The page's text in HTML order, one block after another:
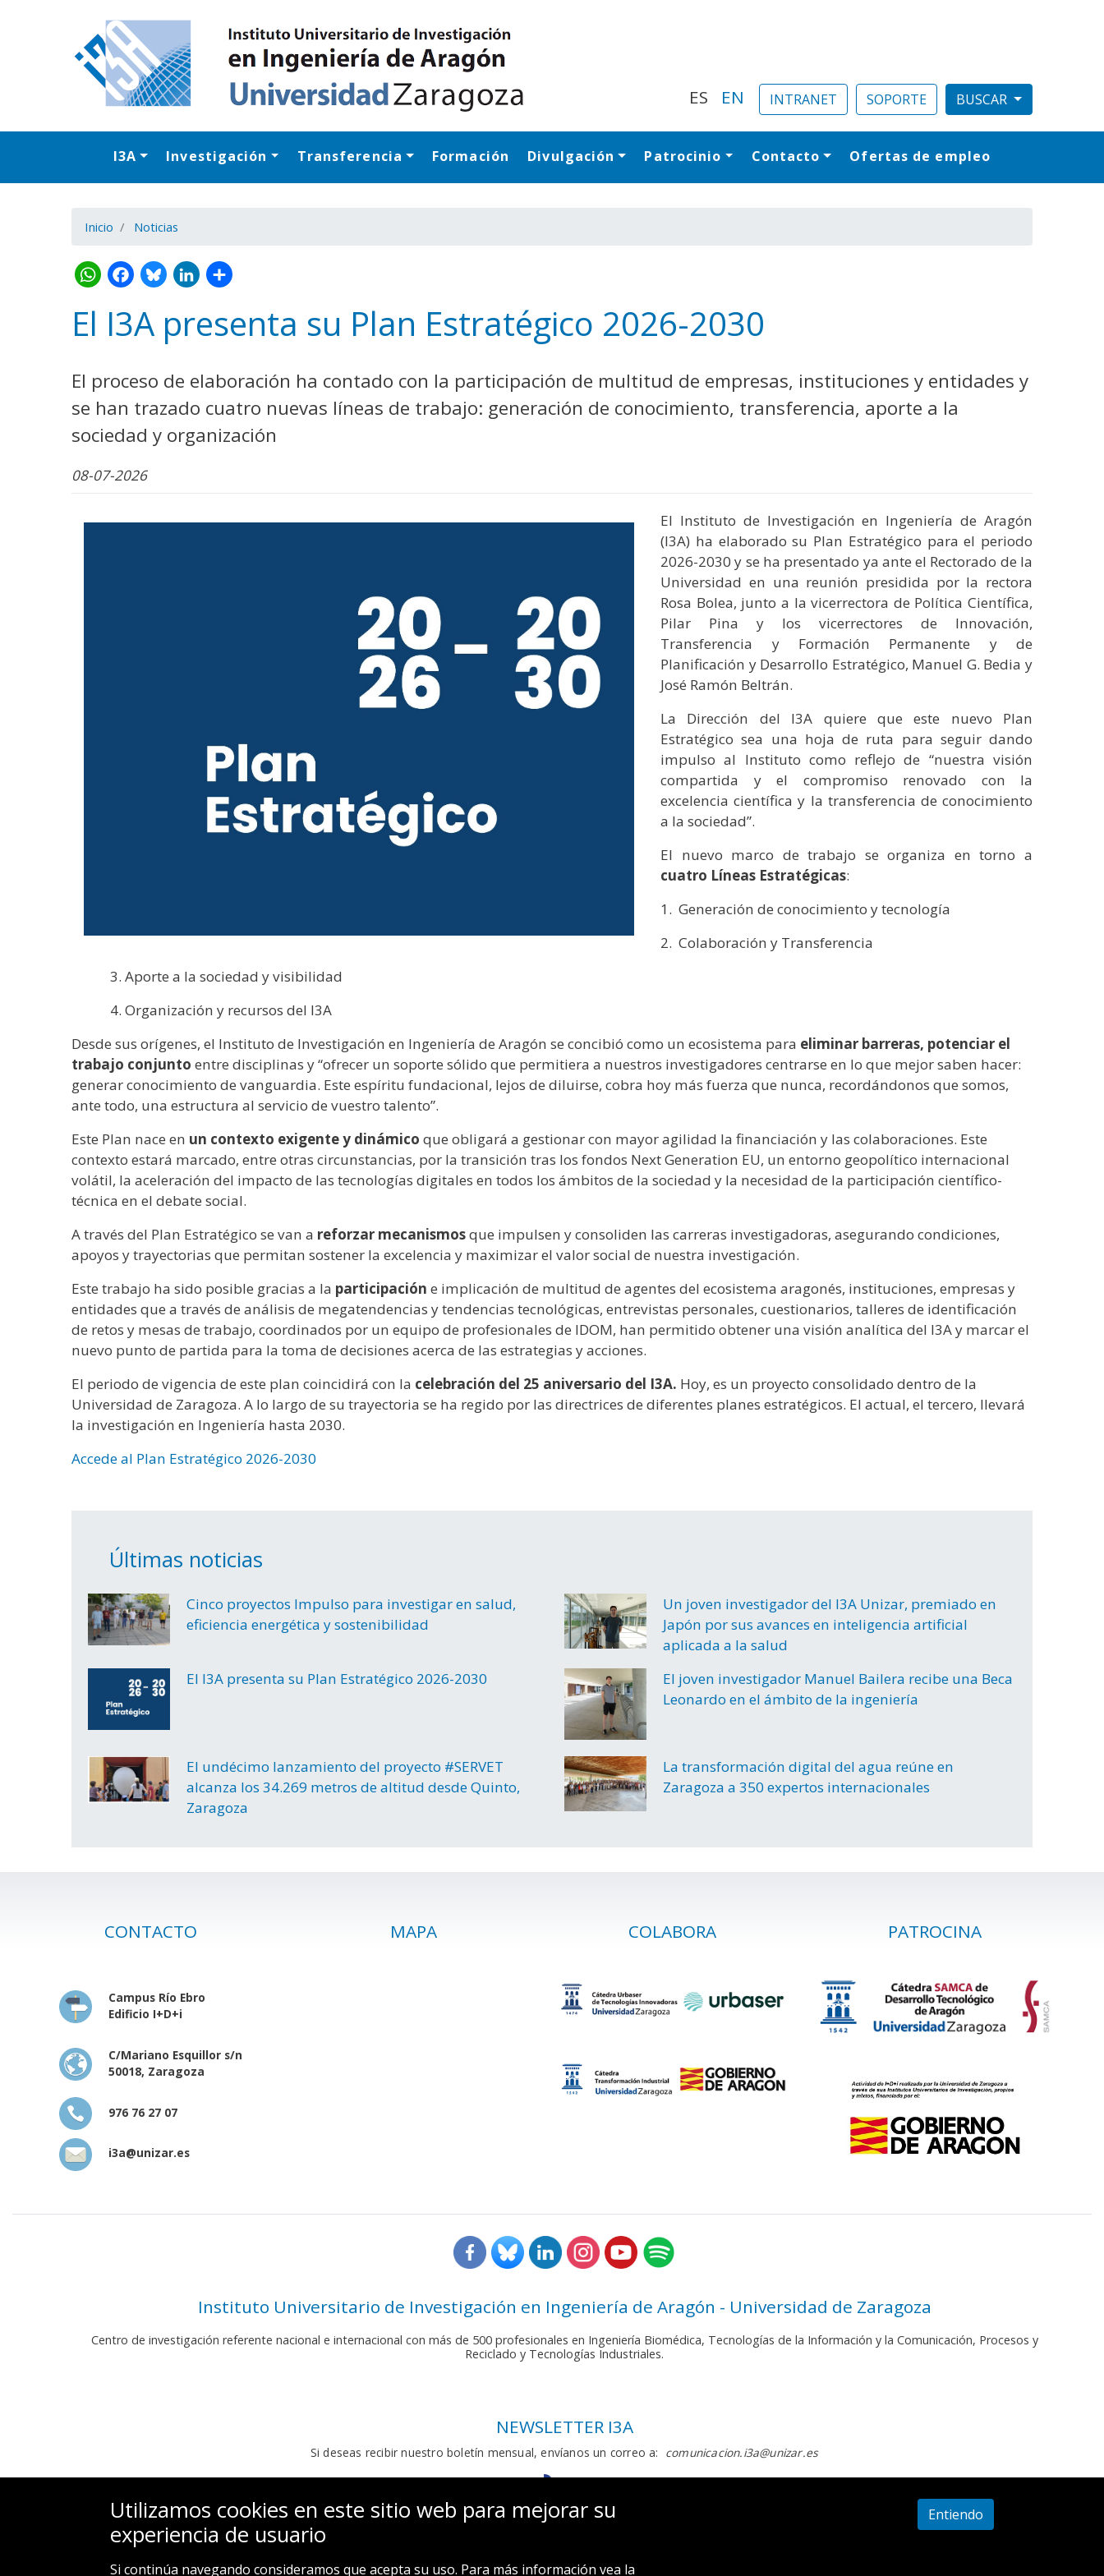
ES EN INTRANET SOPORTE
Navegación principal
I3A Investigación Transferencia Formación Divulgación Patrocinio Contacto Ofertas de empleo
Inicio Noticias
WhatsApp
Facebook
Bluesky
LinkedIn
Share
El I3A presenta su Plan Estratégico 2026-2030
El proceso de elaboración ha contado con la participación de multitud de empresas, instituciones y entidades y
se han trazado cuatro nuevas líneas de trabajo: generación de conocimiento, transferencia, aporte a la
sociedad y organización
08-07-2026
El Instituto de Investigación en Ingeniería de Aragón
(I3A) ha elaborado su Plan Estratégico para el periodo
2026-2030 y se ha presentado ya ante el Rectorado de la
Universidad en una reunión presidida por la rectora
Rosa Bolea, junto a la vicerrectora de Política Científica,
Pilar Pina y los vicerrectores de Innovación,
Transferencia y Formación Permanente y de
Planificación y Desarrollo Estratégico, Manuel G. Bedia y
José Ramón Beltrán.
La Dirección del I3A quiere que este nuevo Plan
Estratégico sea una hoja de ruta para seguir dando
impulso al Instituto como reflejo de “nuestra visión
compartida y el compromiso renovado con la
excelencia científica y la transferencia de conocimiento
a la sociedad”.
El nuevo marco de trabajo se organiza en torno a
cuatro Líneas Estratégicas:
1. Generación de conocimiento y tecnología
2. Colaboración y Transferencia
3. Aporte a la sociedad y visibilidad
4. Organización y recursos del I3A
Desde sus orígenes, el Instituto de Investigación en Ingeniería de Aragón se concibió como un ecosistema para eliminar barreras, potenciar el
trabajo conjunto entre disciplinas y “ofrecer un soporte sólido que permitiera a nuestros investigadores centrarse en lo que mejor saben hacer:
generar conocimiento de vanguardia. Este espíritu fundacional, lejos de diluirse, cobra hoy más fuerza que nunca, recordándonos que somos,
ante todo, una estructura al servicio de vuestro talento”.
Este Plan nace en un contexto exigente y dinámico que obligará a gestionar con mayor agilidad la financiación y las colaboraciones. Este
contexto estará marcado, entre otras circunstancias, por la transición tras los fondos Next Generation EU, un entorno geopolítico internacional
volátil, la aceleración del impacto de las tecnologías digitales en todos los ámbitos de la sociedad y la necesidad de la participación científico-
técnica en el debate social.
A través del Plan Estratégico se van a reforzar mecanismosque impulsen y consoliden las carreras investigadoras, asegurando condiciones,
apoyos y trayectorias que permitan sostener la excelencia y maximizar el valor social de nuestra investigación.
Este trabajo ha sido posible gracias a la participación e implicación de multitud de agentes del ecosistema aragonés, instituciones, empresas y
entidades que a través de análisis de megatendencias y tendencias tecnológicas, entrevistas personales, cuestionarios, talleres de identificación
de retos y mesas de trabajo, coordinados por un equipo de profesionales de IDOM, han permitido obtener una visión analítica del I3A y marcar el
nuevo punto de partida para la toma de decisiones acerca de las estrategias y acciones.
El periodo de vigencia de este plan coincidirá con la celebración del 25 aniversario del I3A. Hoy, es un proyecto consolidado dentro de la
Universidad de Zaragoza. A lo largo de su trayectoria se ha regido por las directrices de diferentes planes estratégicos. El actual, el tercero, llevará
la investigación en Ingeniería hasta 2030.
Accede al Plan Estratégico 2026-2030
Últimas noticias
Cinco proyectos Impulso para investigar en salud,
eficiencia energética y sostenibilidad
Un joven investigador del I3A Unizar, premiado en
Japón por sus avances en inteligencia artificial
aplicada a la salud
El I3A presenta su Plan Estratégico 2026-2030
El joven investigador Manuel Bailera recibe una Beca
Leonardo en el ámbito de la ingeniería
El undécimo lanzamiento del proyecto #SERVET
alcanza los 34.269 metros de altitud desde Quinto,
Zaragoza
La transformación digital del agua reúne en
Zaragoza a 350 expertos internacionales
CONTACTO
Campus Río Ebro
Edificio I+D+i
C/Mariano Esquillor s/n
50018, Zaragoza
976 76 27 07
i3a@unizar.es
MAPA COLABORA PATROCINA
Instituto Universitario de Investigación en Ingeniería de Aragón - Universidad de Zaragoza
Centro de investigación referente nacional e internacional con más de 500 profesionales en Ingeniería Biomédica, Tecnologías de la Información y la Comunicación, Procesos y
Reciclado y Tecnologías Industriales.
NEWSLETTER I3A
Si deseas recibir nuestro boletín mensual, envíanos un correo a: comunicacion.i3a@unizar.es
Utilizamos cookies en este sitio web para mejorar su
experiencia de usuario
Si continúa navegando consideramos que acepta su uso. Para más información vea la
Entiendo